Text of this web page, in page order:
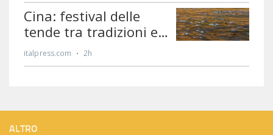
ALTRO